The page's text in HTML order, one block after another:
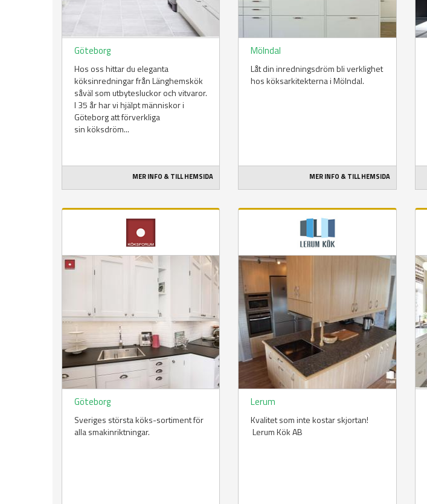
Göteborg
Hos oss hittar du eleganta
köksinredningar från Länghemskök
såväl som utbytesluckor och vitvaror.
I 35 år har vi hjälpt människor i
Göteborg att förverkliga
sin köksdröm...
MER INFO & TILL HEMSIDA
Mölndal
Låt din inredningsdröm bli verklighet
hos köksarkitekterna i Mölndal.
MER INFO & TILL HEMSIDA
Göteborg
Sveriges största köks-sortiment för
alla smakinriktningar.
Lerum
Kvalitet som inte kostar skjortan!
Lerum Kök AB